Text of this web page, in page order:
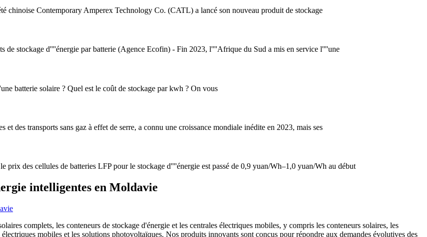
chinoise Contemporary Amperex Technology Co. (CATL) a lancé son nouveau produit de stockage
stockage d''''énergie par batterie (Agence Ecofin) - Fin 2023, l''''Afrique du Sud a mis en service l''''une
batterie solaire ? Quel est le coût de stockage par kwh ? On vous
des transports sans gaz à effet de serre, a connu une croissance mondiale inédite en 2023, mais ses
prix des cellules de batteries LFP pour le stockage d''''énergie est passé de 0,9 yuan/Wh–1,0 yuan/Wh au début
intelligentes en Moldavie
complets, les conteneurs de stockage d'énergie et les centrales électriques mobiles, y compris les conteneurs solaires, les
mobiles et les solutions photovoltaïques. Nos produits innovants sont conçus pour répondre aux demandes évolutives des